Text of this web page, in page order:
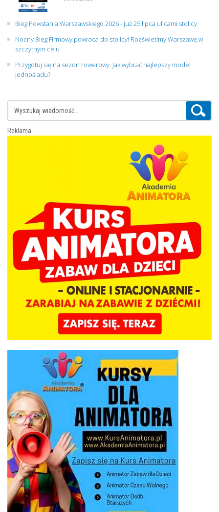
Bieg Powstania Warszawskiego 2026 - już 25 lipca ulicami stolicy
Nocny Bieg Firmowy powraca do stolicy! Rozświetlmy Warszawę w
szczytnym celu
Przygotuj się na sezon rowerowy. Jak wybrać najlepszy model
jednośladu?
Reklama